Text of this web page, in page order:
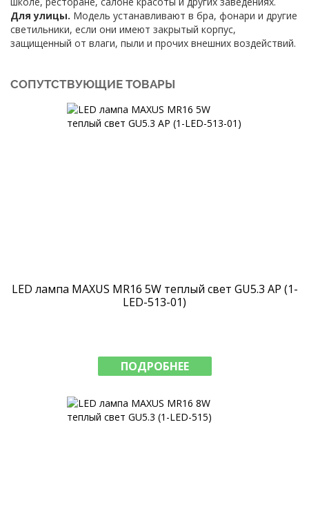
Для улицы. Модель устанавливают в бра, фонари и другие
светильники, если они имеют закрытый корпус,
защищенный от влаги, пыли и прочих внешних воздействий.
СОПУТСТВУЮЩИЕ ТОВАРЫ
LED лампа MAXUS MR16 5W теплый свет GU5.3 AP (1-
LED-513-01)
ПОДРОБНЕЕ